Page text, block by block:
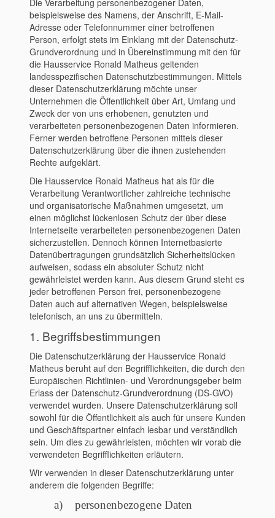
Die Verarbeitung personenbezogener Daten,
beispielsweise des Namens, der Anschrift, E-Mail-
Adresse oder Telefonnummer einer betroffenen
Person, erfolgt stets im Einklang mit der Datenschutz-
Grundverordnung und in Übereinstimmung mit den für
die Hausservice Ronald Matheus geltenden
landesspezifischen Datenschutzbestimmungen. Mittels
dieser Datenschutzerklärung möchte unser
Unternehmen die Öffentlichkeit über Art, Umfang und
Zweck der von uns erhobenen, genutzten und
verarbeiteten personenbezogenen Daten informieren.
Ferner werden betroffene Personen mittels dieser
Datenschutzerklärung über die ihnen zustehenden
Rechte aufgeklärt.
Die Hausservice Ronald Matheus hat als für die
Verarbeitung Verantwortlicher zahlreiche technische
und organisatorische Maßnahmen umgesetzt, um
einen möglichst lückenlosen Schutz der über diese
Internetseite verarbeiteten personenbezogenen Daten
sicherzustellen. Dennoch können Internetbasierte
Datenübertragungen grundsätzlich Sicherheitslücken
aufweisen, sodass ein absoluter Schutz nicht
gewährleistet werden kann. Aus diesem Grund steht es
jeder betroffenen Person frei, personenbezogene
Daten auch auf alternativen Wegen, beispielsweise
telefonisch, an uns zu übermitteln.
1. Begriffsbestimmungen
Die Datenschutzerklärung der Hausservice Ronald
Matheus beruht auf den Begrifflichkeiten, die durch den
Europäischen Richtlinien- und Verordnungsgeber beim
Erlass der Datenschutz-Grundverordnung (DS-GVO)
verwendet wurden. Unsere Datenschutzerklärung soll
sowohl für die Öffentlichkeit als auch für unsere Kunden
und Geschäftspartner einfach lesbar und verständlich
sein. Um dies zu gewährleisten, möchten wir vorab die
verwendeten Begrifflichkeiten erläutern.
Wir verwenden in dieser Datenschutzerklärung unter
anderem die folgenden Begriffe:
a) personenbezogene Daten